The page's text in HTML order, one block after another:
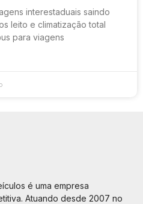
interestaduais saindo
leito e climatização total
para viagens
é uma empresa
Atuando desde 2007 no